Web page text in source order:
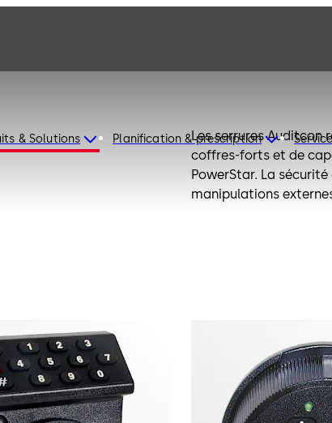
& Solutions Planification & prescription
Les serrures Auditcon
coffres-forts et de
PowerStar. La
manipulations
La série Auditcon 2